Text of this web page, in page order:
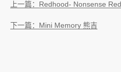
上一篇：Redhood- Nonsense Red
下一篇：Mini Memory 熊吉